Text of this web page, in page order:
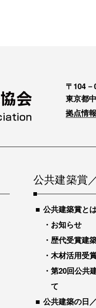
〒104－
東京都
拠点情
公共建築賞
公共建築賞と
お知らせ
歴代受賞建
木材活用受
第20回公共
て
公共建築の日